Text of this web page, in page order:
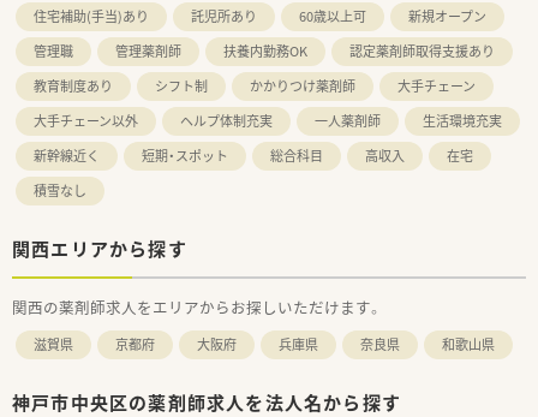
住宅補助(手当)あり 託児所あり 60歳以上可
新規オープン
管理職
管理薬剤師 扶養内勤務OK
認定薬剤師取得支援あり
教育制度あり
シフト制 かかりつけ薬剤師
大手チェーン
大手チェーン以外
ヘルプ体制充実 一人薬剤師
生活環境充実
新幹線近く
短期・スポット 総合科目 高収入
在宅
積雪なし
関西エリアから探す
関西の薬剤師求人をエリアからお探しいただけます。
滋賀県 京都府 大阪府 兵庫県 奈良県 和歌山県
神戸市中央区の薬剤師求人を法人名から探す